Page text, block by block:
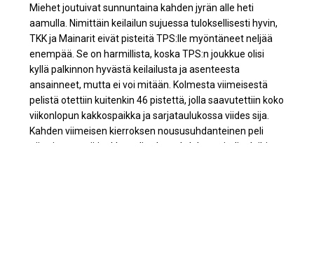
Miehet joutuivat sunnuntaina kahden jyrän alle heti
aamulla. Nimittäin keilailun sujuessa tuloksellisesti hyvin,
TKK ja Mainarit eivät pisteitä TPS:lle myöntäneet neljää
enempää. Se on harmillista, koska TPS:n joukkue olisi
kyllä palkinnon hyvästä keilailusta ja asenteesta
ansainneet, mutta ei voi mitään. Kolmesta viimeisestä
pelistä otettiin kuitenkin 46 pistettä, jolla saavutettiin koko
viikonlopun kakkospaikka ja sarjataulukossa viides sija.
Kahden viimeisen kierroksen noususuhdanteinen peli
näytti sen, että joukkue oli vahva ehdokas mitalipeleihin